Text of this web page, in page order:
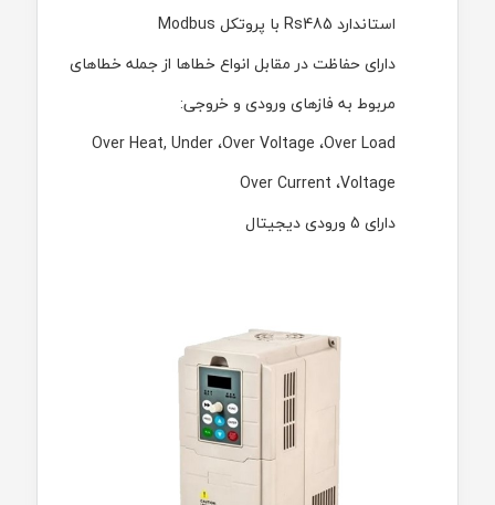
استاندارد Rs485با پروتکل Modbus
دارای حفاظت در مقابل انواع خطاها از جمله خطاهای
مربوط به فازهای ورودی و خروجی:
Over Load، Over Voltage،Over Heat, Under
Voltage، Over Current
دارای 5 ورودی دیجیتال